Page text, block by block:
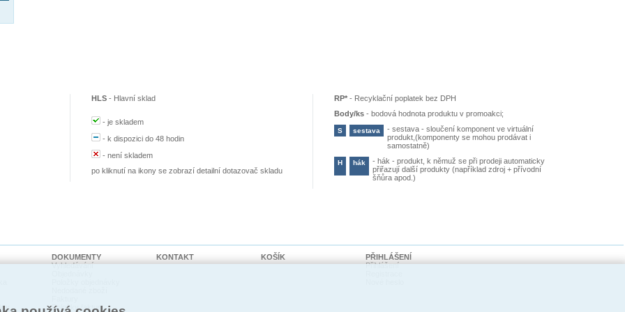
HLS - Hlavní sklad
-je skladem
-k dispozici do 48 hodin
-není skladem
po kliknutí na ikony se zobrazí detailní dotazovač skladu
RP* - Recyklační poplatek bez DPH
Body/ks -bodová hodnota produktu v promoakci;
S sestava -sestava - sloučení komponent ve virtuální
produkt,(komponenty se mohou prodávat i
samostatně)
H hák -hák - produkt, k němuž se při prodeji automaticky
přiřazují další produkty (například zdroj + přívodní
šňůra apod.)
DOKUMENTY
Vyhledávání
Položky faktur
KONTAKT KOŠÍK
PŘIHLÁŠENÍ
Přihlášení